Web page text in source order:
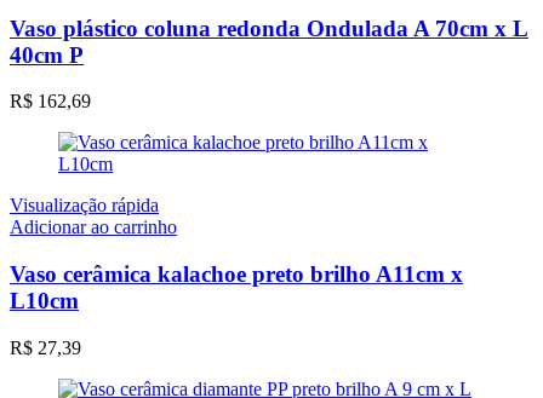
tem
várias
podem
ser
escolhidas
na
página
do
produto
Vaso plástico coluna redonda Ondulada A 70cm x L
40cm P
R$ 162,69
Visualização rápida
Adicionar ao carrinho
Vaso cerâmica kalachoe preto brilho A11cm x
L10cm
R$ 27,39